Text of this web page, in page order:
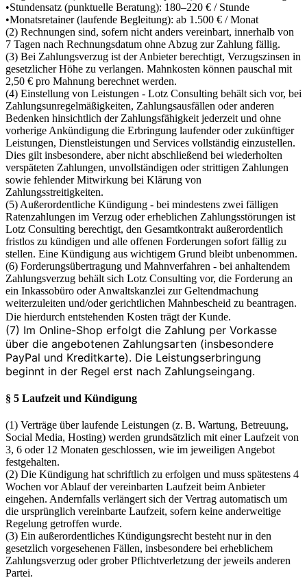
•Stundensatz (punktuelle Beratung): 180–220 € / Stunde
•Monatsretainer (laufende Begleitung): ab 1.500 € / Monat
(2) Rechnungen sind, sofern nicht anders vereinbart, innerhalb von
7 Tagen nach Rechnungsdatum ohne Abzug zur Zahlung fällig.
(3) Bei Zahlungsverzug ist der Anbieter berechtigt, Verzugszinsen in
gesetzlicher Höhe zu verlangen. Mahnkosten können pauschal mit
2,50 € pro Mahnung berechnet werden.
(4) Einstellung von Leistungen - Lotz Consulting behält sich vor, bei
Zahlungsunregelmäßigkeiten, Zahlungsausfällen oder anderen
Bedenken hinsichtlich der Zahlungsfähigkeit jederzeit und ohne
vorherige Ankündigung die Erbringung laufender oder zukünftiger
Leistungen, Dienstleistungen und Services vollständig einzustellen.
Dies gilt insbesondere, aber nicht abschließend bei wiederholten
verspäteten Zahlungen, unvollständigen oder strittigen Zahlungen
sowie fehlender Mitwirkung bei Klärung von
Zahlungsstreitigkeiten.
(5) Außerordentliche Kündigung - bei mindestens zwei fälligen
Ratenzahlungen im Verzug oder erheblichen Zahlungsstörungen ist
Lotz Consulting berechtigt, den Gesamtkontrakt außerordentlich
fristlos zu kündigen und alle offenen Forderungen sofort fällig zu
stellen. Eine Kündigung aus wichtigem Grund bleibt unbenommen.
(6) Forderungsübertragung und Mahnverfahren - bei anhaltendem
Zahlungsverzug behält sich Lotz Consulting vor, die Forderung an
ein Inkassobüro oder Anwaltskanzlei zur Geltendmachung
weiterzuleiten und/oder gerichtlichen Mahnbescheid zu beantragen.
Die hierdurch entstehenden Kosten trägt der Kunde.
(7) Im Online-Shop erfolgt die Zahlung per Vorkasse
über die angebotenen Zahlungsarten (insbesondere
PayPal und Kreditkarte). Die Leistungserbringung
beginnt in der Regel erst nach Zahlungseingang.
§ 5 Laufzeit und Kündigung
(1) Verträge über laufende Leistungen (z. B. Wartung, Betreuung,
Social Media, Hosting) werden grundsätzlich mit einer Laufzeit von
3, 6 oder 12 Monaten geschlossen, wie im jeweiligen Angebot
festgehalten.
(2) Die Kündigung hat schriftlich zu erfolgen und muss spätestens 4
Wochen vor Ablauf der vereinbarten Laufzeit beim Anbieter
eingehen. Andernfalls verlängert sich der Vertrag automatisch um
die ursprünglich vereinbarte Laufzeit, sofern keine anderweitige
Regelung getroffen wurde.
(3) Ein außerordentliches Kündigungsrecht besteht nur in den
gesetzlich vorgesehenen Fällen, insbesondere bei erheblichem
Zahlungsverzug oder grober Pflichtverletzung der jeweils anderen
Partei.